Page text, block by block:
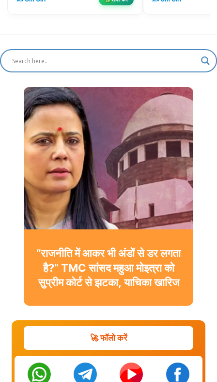
“राजनीति में आकर भी अंडों से डर लगता
है?” TMC सांसद महुआ मोइत्रा को
सुप्रीम कोर्ट से झटका, याचिका खारिज
🚀 फॉलो करें